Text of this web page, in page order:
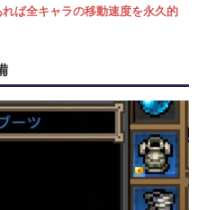
ば全キャラの移動速度を永久的